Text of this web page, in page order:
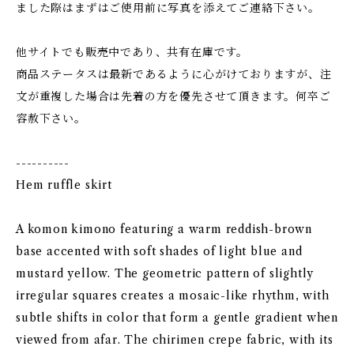
ました際はまずはご使用前に写真を添えてご連絡下さい。
他サイトでも販売中であり、共有在庫です。
商品ステータスは最新であるように心がけておりますが、注
文が重複した場合は先着の方を優先させて頂きます。何卒ご
容赦下さい。
----------
Hem ruffle skirt
A komon kimono featuring a warm reddish-brown
base accented with soft shades of light blue and
mustard yellow. The geometric pattern of slightly
irregular squares creates a mosaic-like rhythm, with
subtle shifts in color that form a gentle gradient when
viewed from afar. The chirimen crepe fabric, with its